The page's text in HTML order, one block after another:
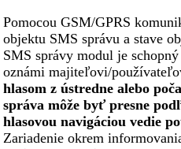
Pomocou GSM/GPRS
objektu SMS správu a stave
SMS správy modul je
oznámi majiteľovi/
hlasom z ústredne alebo
správa môže byť presne
hlasovou navigáciou vedie
Zariadenie okrem